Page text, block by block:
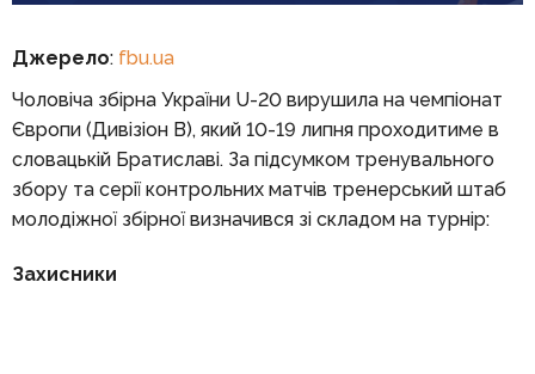
Джерело: fbu.ua
Чоловіча збірна України U-20 вирушила на чемпіонат
Європи (Дивізіон В), який 10-19 липня проходитиме в
словацькій Братиславі. За підсумком тренувального
збору та серії контрольних матчів тренерський штаб
молодіжної збірної визначився зі складом на турнір:
Захисники